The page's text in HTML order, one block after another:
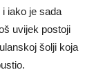
i iako je sada
uvijek postoji
šolji koja